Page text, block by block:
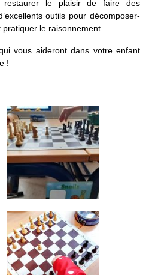
bxl1-
le plaisir de faire des
outils pour décomposer-
le raisonnement.
vous aideront dans votre enfant
!